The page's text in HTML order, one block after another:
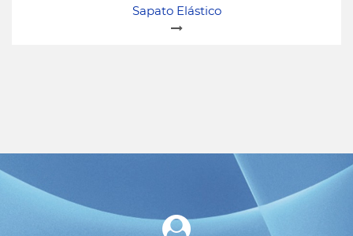
Sapato Elástico